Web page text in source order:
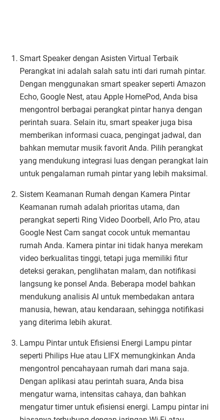
Smart Speaker dengan Asisten Virtual Terbaik
Perangkat ini adalah salah satu inti dari rumah pintar.
Dengan menggunakan smart speaker seperti Amazon
Echo, Google Nest, atau Apple HomePod, Anda bisa
mengontrol berbagai perangkat pintar hanya dengan
perintah suara. Selain itu, smart speaker juga bisa
memberikan informasi cuaca, pengingat jadwal, dan
bahkan memutar musik favorit Anda. Pilih perangkat
yang mendukung integrasi luas dengan perangkat lain
untuk pengalaman rumah pintar yang lebih maksimal.
Sistem Keamanan Rumah dengan Kamera Pintar
Keamanan rumah adalah prioritas utama, dan
perangkat seperti Ring Video Doorbell, Arlo Pro, atau
Google Nest Cam sangat cocok untuk memantau
rumah Anda. Kamera pintar ini tidak hanya merekam
video berkualitas tinggi, tetapi juga memiliki fitur
deteksi gerakan, penglihatan malam, dan notifikasi
langsung ke ponsel Anda. Beberapa model bahkan
mendukung analisis AI untuk membedakan antara
manusia, hewan, atau kendaraan, sehingga notifikasi
yang diterima lebih akurat.
Lampu Pintar untuk Efisiensi Energi Lampu pintar
seperti Philips Hue atau LIFX memungkinkan Anda
mengontrol pencahayaan rumah dari mana saja.
Dengan aplikasi atau perintah suara, Anda bisa
mengatur warna, intensitas cahaya, dan bahkan
mengatur timer untuk efisiensi energi. Lampu pintar ini